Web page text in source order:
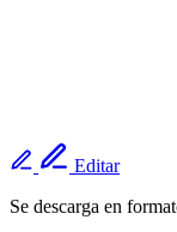
Editar
Se descarga en